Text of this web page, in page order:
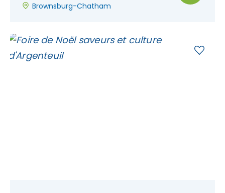
Brownsburg-Chatham